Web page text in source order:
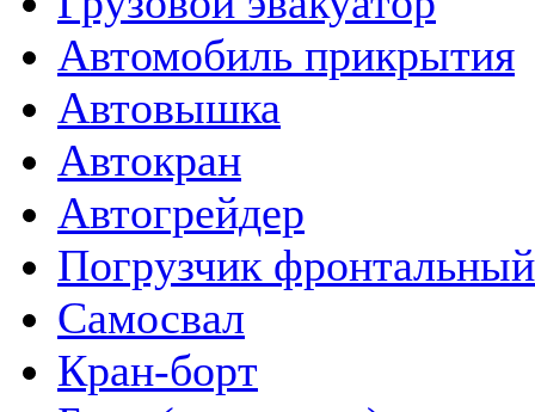
Автомобиль прикрытия
Автовышка
Автокран
Автогрейдер
Погрузчик фронтальный
Самосвал
Кран-борт